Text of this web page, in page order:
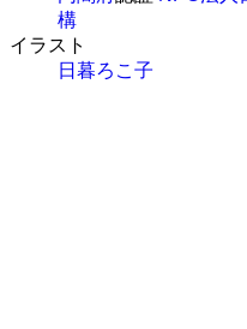
構
イラスト
日暮ろこ子